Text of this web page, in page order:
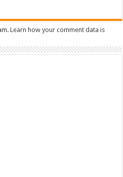
Learn how your comment data is